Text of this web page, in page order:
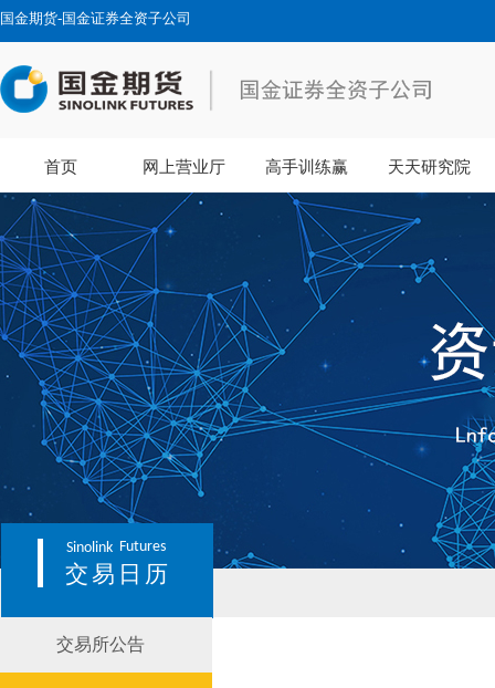
国金期货-国金证券全资子公司
首页 网上营业厅 高手训练赢 天天研究院
Sinolink Futures
交易日历
交易所公告